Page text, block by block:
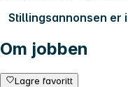
Stillingsannonsen er
Om jobben
Lagre favoritt